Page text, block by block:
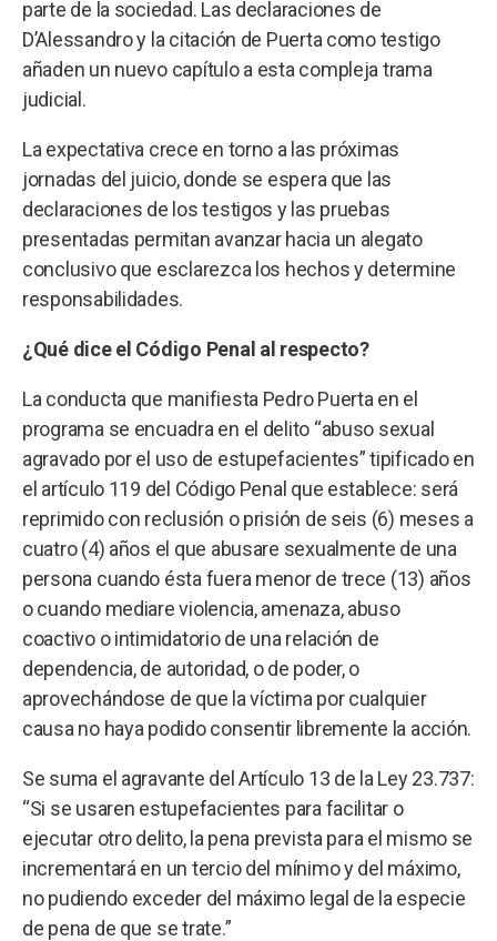
parte de la sociedad. Las declaraciones de
D’Alessandro y la citación de Puerta como testigo
añaden un nuevo capítulo a esta compleja trama
judicial.
La expectativa crece en torno a las próximas
jornadas del juicio, donde se espera que las
declaraciones de los testigos y las pruebas
presentadas permitan avanzar hacia un alegato
conclusivo que esclarezca los hechos y determine
responsabilidades.
¿Qué dice el Código Penal al respecto?
La conducta que manifiesta Pedro Puerta en el
programa se encuadra en el delito “abuso sexual
agravado por el uso de estupefacientes” tipificado en
el artículo 119 del Código Penal que establece: será
reprimido con reclusión o prisión de seis (6) meses a
cuatro (4) años el que abusare sexualmente de una
persona cuando ésta fuera menor de trece (13) años
o cuando mediare violencia, amenaza, abuso
coactivo o intimidatorio de una relación de
dependencia, de autoridad, o de poder, o
aprovechándose de que la víctima por cualquier
causa no haya podido consentir libremente la acción.
Se suma el agravante del Artículo 13 de la Ley 23.737:
“Si se usaren estupefacientes para facilitar o
ejecutar otro delito, la pena prevista para el mismo se
incrementará en un tercio del mínimo y del máximo,
no pudiendo exceder del máximo legal de la especie
de pena de que se trate.”